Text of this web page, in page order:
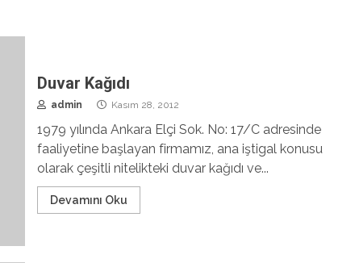
Duvar Kağıdı
admin Kasım 28, 2012
1979 yılında Ankara Elçi Sok. No: 17/C adresinde
faaliyetine başlayan firmamız, ana iştigal konusu
olarak çeşitli nitelikteki duvar kağıdı ve...
Devamını Oku